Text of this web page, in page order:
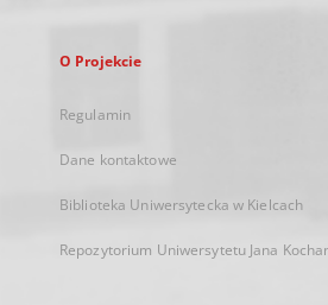
O Projekcie
Regulamin
Dane kontaktowe
Biblioteka Uniwersytecka w Kielcach
Repozytorium Uniwersytetu Jana